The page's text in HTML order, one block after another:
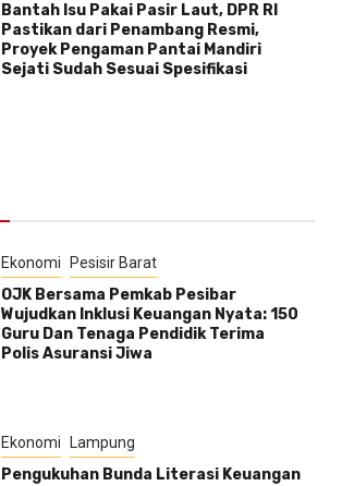
Bantah Isu Pakai Pasir Laut, DPR RI
Pastikan dari Penambang Resmi,
Proyek Pengaman Pantai Mandiri
Sejati Sudah Sesuai Spesifikasi
Ekonomi Pesisir Barat
OJK Bersama Pemkab Pesibar
Wujudkan Inklusi Keuangan Nyata: 150
Guru Dan Tenaga Pendidik Terima
Polis Asuransi Jiwa
Ekonomi Lampung
Pengukuhan Bunda Literasi Keuangan